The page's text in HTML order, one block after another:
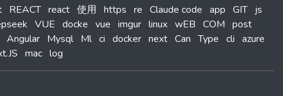
REACT react 使用 https re Claude code app GIT js
VUE docke vue imgur linux wEB COM post
Angular Mysql Ml ci docker next Can Type cli azure
mac log